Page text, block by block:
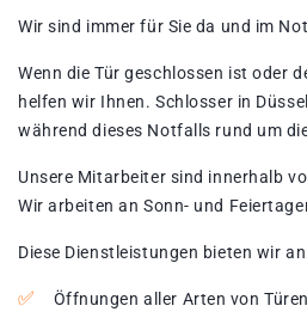
Wir sind immer für Sie da und im
Wenn die Tür geschlossen ist oder
helfen wir Ihnen. Schlosser in
während dieses Notfalls rund um
Unsere Mitarbeiter sind innerhalb
Wir arbeiten an Sonn- und
Diese Dienstleistungen bieten wir
Öffnungen aller Arten von Türen